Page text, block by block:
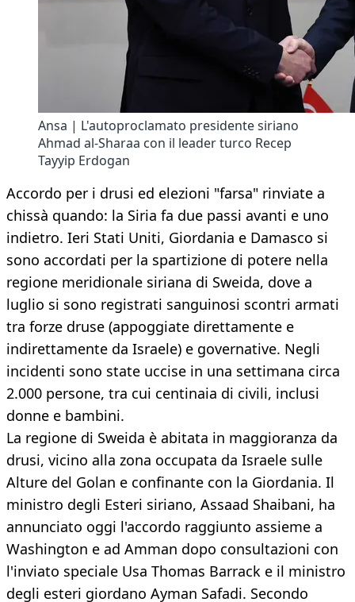
Ansa | L'autoproclamato presidente siriano
Ahmad al-Sharaa con il leader turco Recep
Tayyip Erdogan
Accordo per i drusi ed elezioni "farsa" rinviate a
chissà quando: la Siria fa due passi avanti e uno
indietro. Ieri Stati Uniti, Giordania e Damasco si
sono accordati per la spartizione di potere nella
regione meridionale siriana di Sweida, dove a
luglio si sono registrati sanguinosi scontri armati
tra forze druse (appoggiate direttamente e
indirettamente da Israele) e governative. Negli
incidenti sono state uccise in una settimana circa
2.000 persone, tra cui centinaia di civili, inclusi
donne e bambini.
La regione di Sweida è abitata in maggioranza da
drusi, vicino alla zona occupata da Israele sulle
Alture del Golan e confinante con la Giordania. Il
ministro degli Esteri siriano, Assaad Shaibani, ha
annunciato oggi l'accordo raggiunto assieme a
Washington e ad Amman dopo consultazioni con
l'inviato speciale Usa Thomas Barrack e il ministro
degli esteri giordano Ayman Safadi. Secondo